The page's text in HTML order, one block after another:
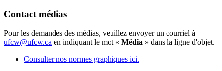
Contact médias
Pour les demandes des médias, veuillez envoyer un courriel à
ufcw@ufcw.ca en indiquant le mot « Média » dans la ligne d'objet.
Consulter nos normes graphiques ici.